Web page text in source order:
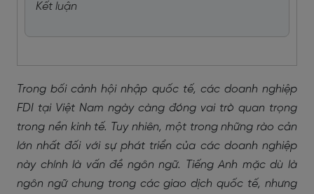
Kết luận
Trong bối cảnh hội nhập quốc tế, các doanh nghiệp
FDI tại Việt Nam ngày càng đóng vai trò quan trọng
trong nền kinh tế. Tuy nhiên, một trong những rào cản
lớn nhất đối với sự phát triển của các doanh nghiệp
này chính là vấn đề ngôn ngữ. Tiếng Anh mặc dù là
ngôn ngữ chung trong các giao dịch quốc tế, nhưng